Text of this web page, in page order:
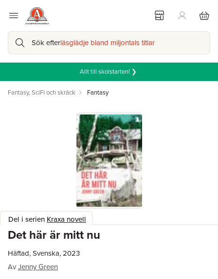
Sök efterläsglädje bland miljontals titlar
Allt till skolstarten! ❯
Fantasy, SciFi och skräck Fantasy
Del i serien Kraxa novell
Det här är mitt nu
Häftad, Svenska, 2023
AvJenny Green